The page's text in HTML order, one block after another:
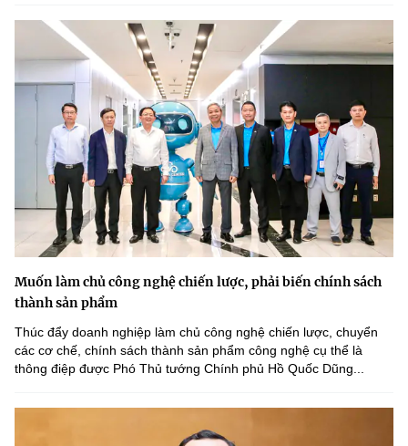
Muốn làm chủ công nghệ chiến lược, phải biến chính sách
thành sản phẩm
Thúc đẩy doanh nghiệp làm chủ công nghệ chiến lược, chuyển
các cơ chế, chính sách thành sản phẩm công nghệ cụ thể là
thông điệp được Phó Thủ tướng Chính phủ Hồ Quốc Dũng...